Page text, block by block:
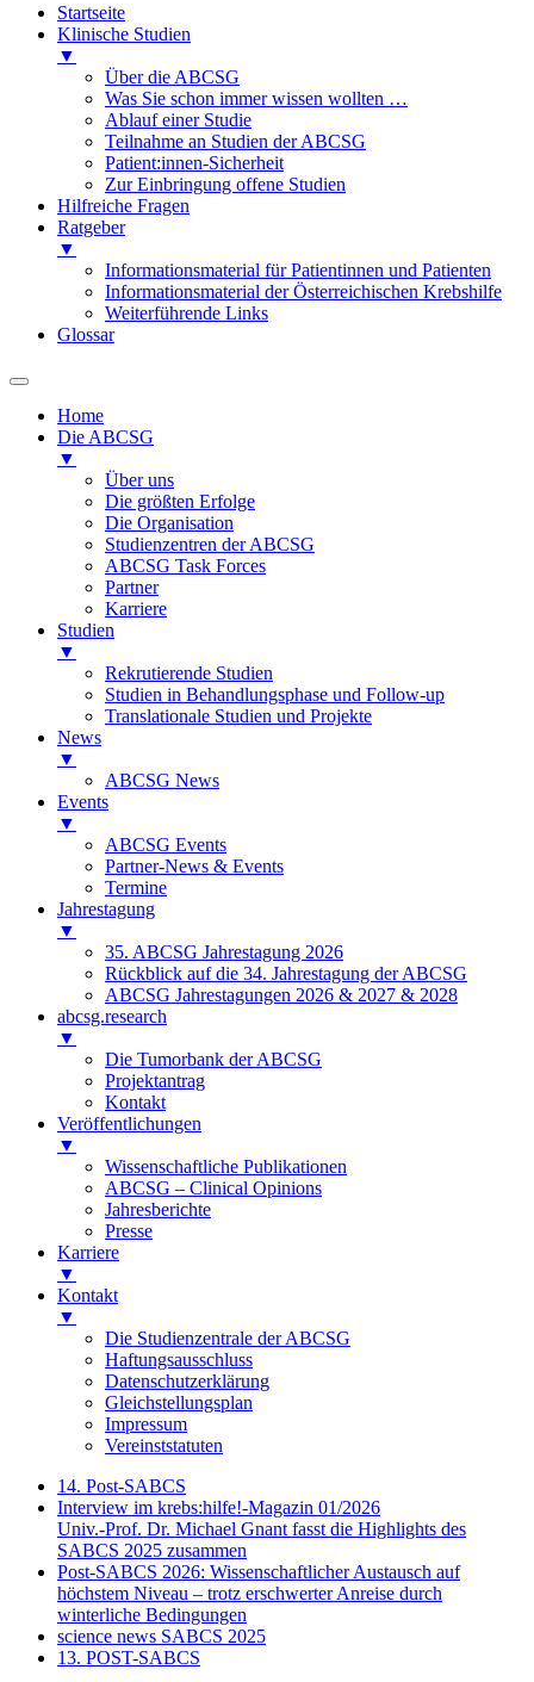
Startseite
Klinische Studien
▼
Über die ABCSG
Was Sie schon immer wissen wollten …
Ablauf einer Studie
Teilnahme an Studien der ABCSG
Patient:innen-Sicherheit
Zur Einbringung offene Studien
Hilfreiche Fragen
Ratgeber
▼
Informationsmaterial für Patientinnen und Patienten
Informationsmaterial der Österreichischen Krebshilfe
Weiterführende Links
Glossar
Home
Die ABCSG
▼
Über uns
Die größten Erfolge
Die Organisation
Studienzentren der ABCSG
ABCSG Task Forces
Partner
Karriere
Studien
▼
Rekrutierende Studien
Studien in Behandlungsphase und Follow-up
Translationale Studien und Projekte
News
▼
ABCSG News
Events
▼
ABCSG Events
Partner-News & Events
Termine
Jahrestagung
▼
35. ABCSG Jahrestagung 2026
Rückblick auf die 34. Jahrestagung der ABCSG
ABCSG Jahrestagungen 2026 & 2027 & 2028
abcsg.research
▼
Die Tumorbank der ABCSG
Projektantrag
Kontakt
Veröffentlichungen
▼
Wissenschaftliche Publikationen
ABCSG – Clinical Opinions
Jahresberichte
Presse
Karriere
▼
Kontakt
▼
Die Studienzentrale der ABCSG
Haftungsausschluss
Datenschutzerklärung
Gleichstellungsplan
Impressum
Vereinststatuten
14. Post-SABCS
Interview im krebs:hilfe!-Magazin 01/2026
Univ.-Prof. Dr. Michael Gnant fasst die Highlights des
SABCS 2025 zusammen
Post-SABCS 2026: Wissenschaftlicher Austausch auf
höchstem Niveau – trotz erschwerter Anreise durch
winterliche Bedingungen
science news SABCS 2025
13. POST-SABCS